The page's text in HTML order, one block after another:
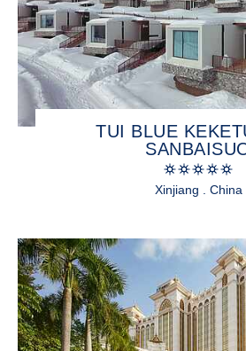
TUI BLUE
Xinjiang . China